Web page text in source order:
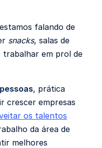
falando de
snacks, salas de
trabalhar em prol de
, prática
crescer empresas
os talentos
da área de
melhores